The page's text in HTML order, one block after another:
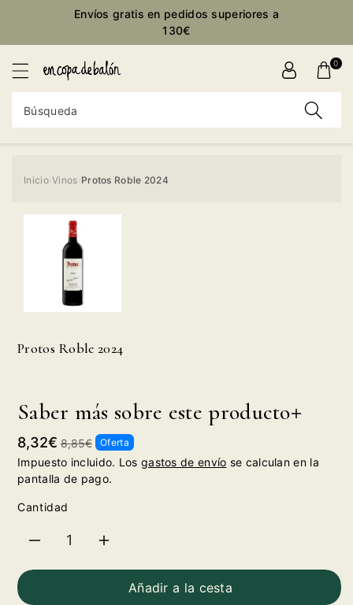
Envíos gratis en pedidos superiores a
130€
Búsqueda
0
Inicio›Vinos Protos Roble 2024
producto
Protos Roble 2024
Saber más sobre este producto
Precio
de
oferta
8,32€ Precio
habitual
8,85€ Oferta
Impuesto incluido. Los gastos de envío se calculan en la
pantalla de pago.
Cantidad
cantidad
Añadir a la cesta